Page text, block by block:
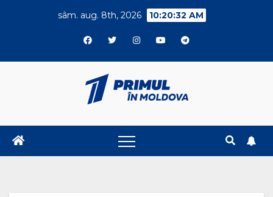
sâm. aug. 8th, 2026 10:20:32 AM